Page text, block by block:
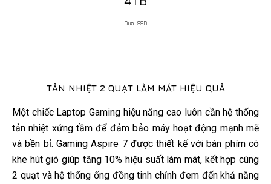
Dual SSD
TẢN NHIỆT 2 QUẠT LÀM MÁT HIỆU QUẢ
Một chiếc Laptop Gaming hiệu năng cao luôn cần hệ thống
tản nhiệt xứng tầm để đảm bảo máy hoạt động mạnh mẽ
và bền bỉ. Gaming Aspire 7 được thiết kế với bàn phím có
khe hút gió giúp tăng 10% hiệu suất làm mát, kết hợp cùng
2 quạt và hệ thống ống đồng tinh chỉnh đem đến khả năng